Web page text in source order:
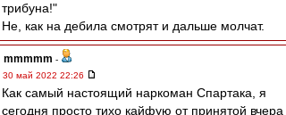
трибуна!"
Не, как на дебила смотрят и дальше молчат.
mmmmm -
30 май 2022 22:26
Как самый настоящий наркоман Спартака, я
сегодня просто тихо кайфую от принятой вчера